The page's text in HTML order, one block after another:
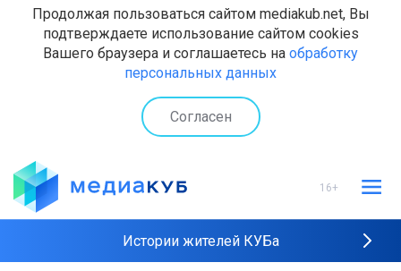
Продолжая пользоваться сайтом mediakub.net, Вы
подтверждаете использование сайтом cookies
Вашего браузера и соглашаетесь на обработку
персональных данных
Согласен
16+
Истории жителей КУБа